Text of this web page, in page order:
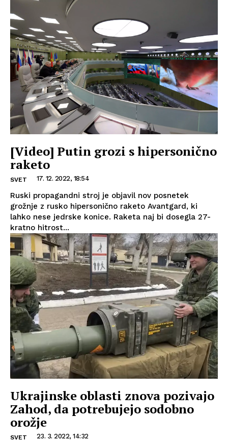
[Video] Putin grozi s hipersonično
raketo
SVET 17. 12. 2022, 18:54
Ruski propagandni stroj je objavil nov posnetek
grožnje z rusko hipersonično raketo Avantgard, ki
lahko nese jedrske konice. Raketa naj bi dosegla 27-
kratno hitrost...
Ukrajinske oblasti znova pozivajo
Zahod, da potrebujejo sodobno
orožje
SVET 23. 3. 2022, 14:32